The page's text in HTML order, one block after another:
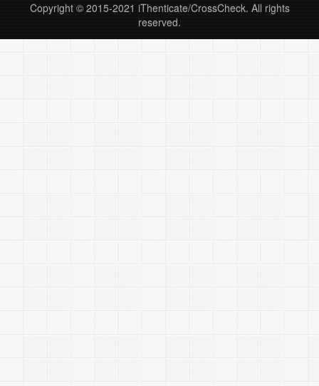
识别并排除这些引用内容？有没有什么方法可以有
效降低这种“非恶意”的重……
Copyright © 2015-2021 iThenticate/CrossCheck. All rights
reserved.